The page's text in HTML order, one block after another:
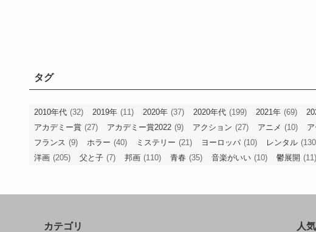
タグ
2010年代 (32) 2019年 (11) 2020年 (37) 2020年代 (199) 2021年 (69)
アカデミー賞 (27) アカデミー賞2022 (9) アクション (27) アニメ (10) ア
フランス (9) ホラー (40) ミステリー (21) ヨーロッパ (10) レンタル
洋画 (205) 父と子 (7) 邦画 (110) 青春 (35) 音楽がいい (10) 鬱展開 (11)
カテゴリ 人